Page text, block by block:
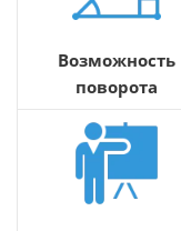
Возможность
поворота